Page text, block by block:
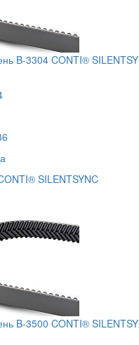
B-3304 CONTI®
SILENTSYNC
B-3500 CONTI®